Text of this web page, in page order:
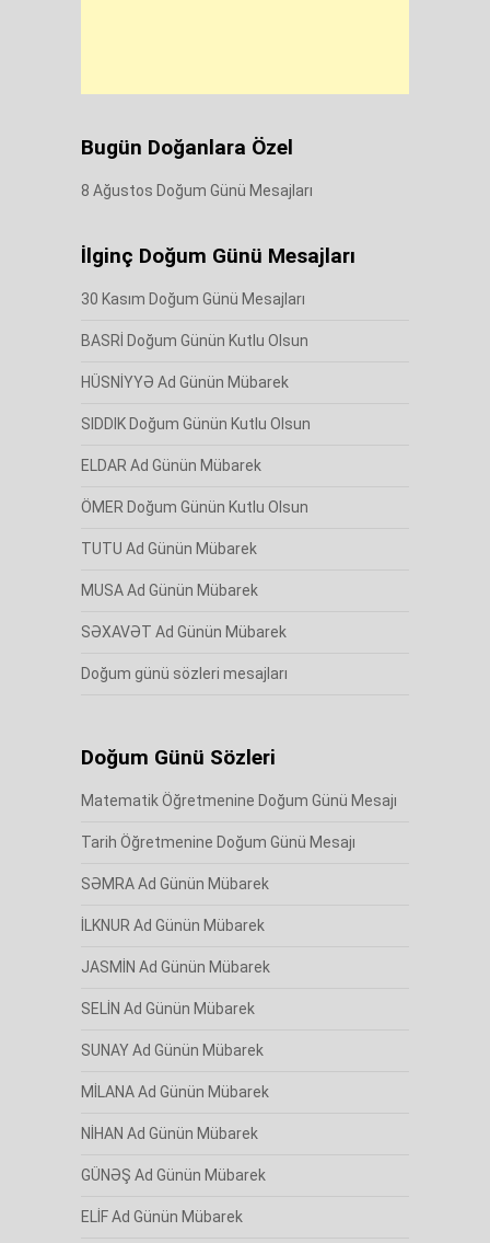
Bugün Doğanlara Özel
8 Ağustos Doğum Günü Mesajları
İlginç Doğum Günü Mesajları
30 Kasım Doğum Günü Mesajları
BASRİ Doğum Günün Kutlu Olsun
HÜSNİYYƏ Ad Günün Mübarek
SIDDIK Doğum Günün Kutlu Olsun
ELDAR Ad Günün Mübarek
ÖMER Doğum Günün Kutlu Olsun
TUTU Ad Günün Mübarek
MUSA Ad Günün Mübarek
SƏXAVƏT Ad Günün Mübarek
Doğum günü sözleri mesajları
Doğum Günü Sözleri
Matematik Öğretmenine Doğum Günü Mesajı
Tarih Öğretmenine Doğum Günü Mesajı
SƏMRA Ad Günün Mübarek
İLKNUR Ad Günün Mübarek
JASMİN Ad Günün Mübarek
SELİN Ad Günün Mübarek
SUNAY Ad Günün Mübarek
MİLANA Ad Günün Mübarek
NİHAN Ad Günün Mübarek
GÜNƏŞ Ad Günün Mübarek
ELİF Ad Günün Mübarek